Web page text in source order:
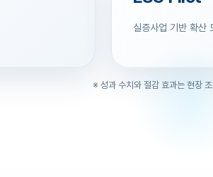
실증사업 기반 확산
※ 성과 수치와 절감 효과는 현장